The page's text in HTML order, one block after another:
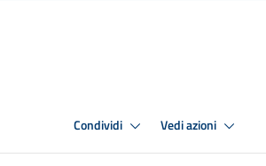
Condividi Vedi azioni